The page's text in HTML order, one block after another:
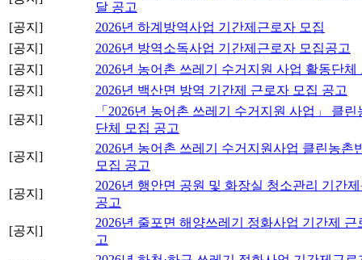
달 공고
[공지]
2026년 하계방역사업 기간제근로자 모집
[공지]
2026년 방역소독사업 기간제근로자 모집공고
[공지]
2026년 농어촌 쓰레기 수거지원 사업 활동단체
[공지]
2026년 백산면 방역 기간제 근로자 모집 공고
[공지]
「2026년 농어촌 쓰레기 수거지원 사업」 클
단체 모집 공고
[공지]
2026년 농어촌 쓰레기 수거지원사업 클린농촌
모집 공고
[공지]
2026년 행안면 공원 및 화장실 청소관리 기간
공고
[공지]
2026년 줄포면 해양쓰레기 정화사업 기간제 근
고